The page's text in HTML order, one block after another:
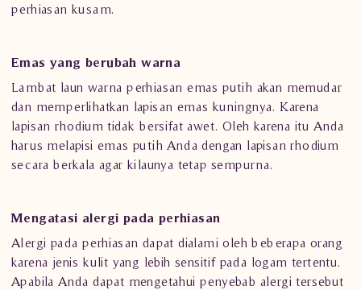
perhiasan kusam.
Emas yang berubah warna
Lambat laun warna perhiasan emas putih akan memudar
dan memperlihatkan lapisan emas kuningnya. Karena
lapisan rhodium tidak bersifat awet. Oleh karena itu Anda
harus melapisi emas putih Anda dengan lapisan rhodium
secara berkala agar kilaunya tetap sempurna.
Mengatasi alergi pada perhiasan
Alergi pada perhiasan dapat dialami oleh beberapa orang
karena jenis kulit yang lebih sensitif pada logam tertentu.
Apabila Anda dapat mengetahui penyebab alergi tersebut